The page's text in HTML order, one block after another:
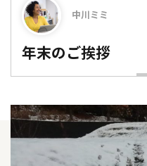
中川ミミ
年末のご挨拶